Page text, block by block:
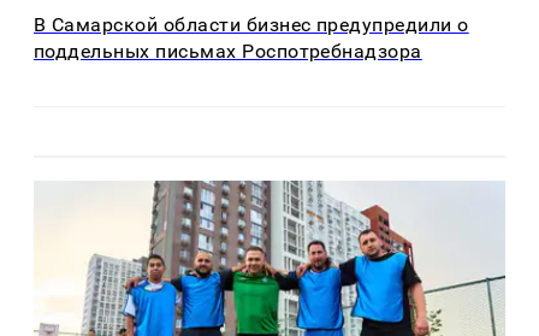
В Самарской области бизнес предупредили о
поддельных письмах Роспотребнадзора